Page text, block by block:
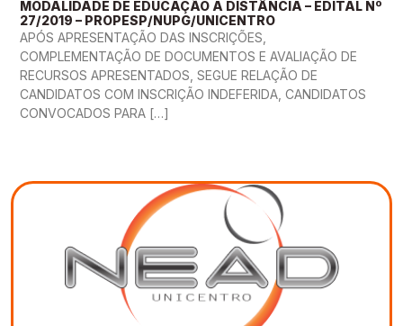
MODALIDADE DE EDUCAÇÃO A DISTÂNCIA – EDITAL Nº
27/2019 – PROPESP/NUPG/UNICENTRO
APÓS APRESENTAÇÃO DAS INSCRIÇÕES,
COMPLEMENTAÇÃO DE DOCUMENTOS E AVALIAÇÃO DE
RECURSOS APRESENTADOS, SEGUE RELAÇÃO DE
CANDIDATOS COM INSCRIÇÃO INDEFERIDA, CANDIDATOS
CONVOCADOS PARA […]